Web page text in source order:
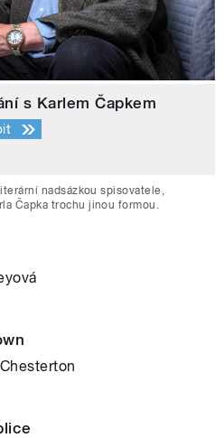
s Karlem Čapkem
nadsázkou spisovatele,
Čapka trochu jinou formou.